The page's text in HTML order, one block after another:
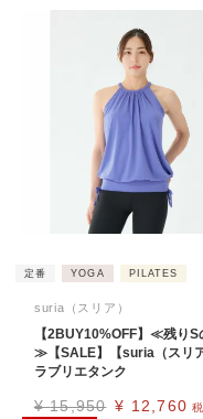
定番 YOGA PILATES
suria（スリア）
【2BUY10%OFF】≪残りS
≫【SALE】【suria（スリア
ラブリエタンク
¥ 15,950 ¥ 12,760